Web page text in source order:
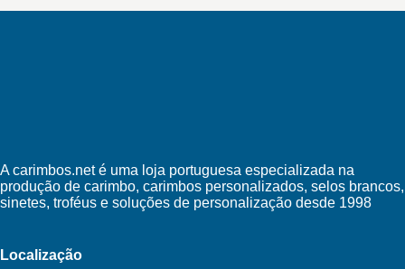
A carimbos.net é uma loja portuguesa especializada na
produção de carimbo, carimbos personalizados, selos brancos,
sinetes, troféus e soluções de personalização desde 1998
Localização